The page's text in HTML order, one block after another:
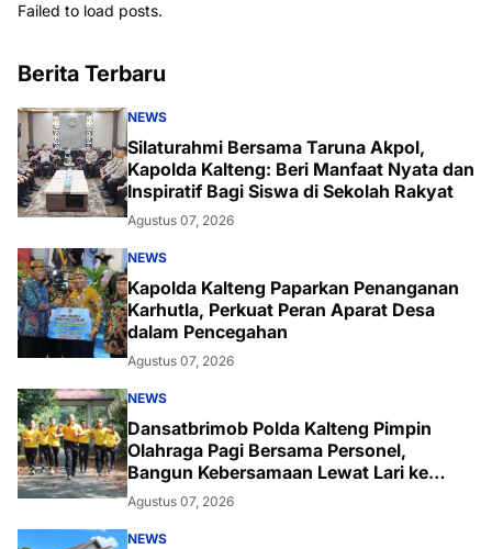
Failed to load posts.
Berita Terbaru
NEWS
Silaturahmi Bersama Taruna Akpol,
Kapolda Kalteng: Beri Manfaat Nyata dan
Inspiratif Bagi Siswa di Sekolah Rakyat
Agustus 07, 2026
NEWS
Kapolda Kalteng Paparkan Penanganan
Karhutla, Perkuat Peran Aparat Desa
dalam Pencegahan
Agustus 07, 2026
NEWS
Dansatbrimob Polda Kalteng Pimpin
Olahraga Pagi Bersama Personel,
Bangun Kebersamaan Lewat Lari ke
Bukit Baranahu
Agustus 07, 2026
NEWS